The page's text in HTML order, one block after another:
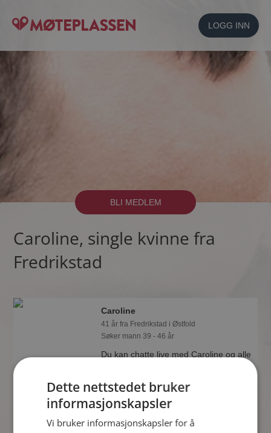
LOGG INN
BLI MEDLEM
Caroline, single kvinne fra
Fredrikstad
Caroline
41 år fra Fredrikstad i Østfold
Søker mann 39 - 46 år
Du kan chatte live med Caroline og alle
bli medlem.
Dette nettstedet bruker
informasjonskapsler
Vi bruker informasjonskapsler for å